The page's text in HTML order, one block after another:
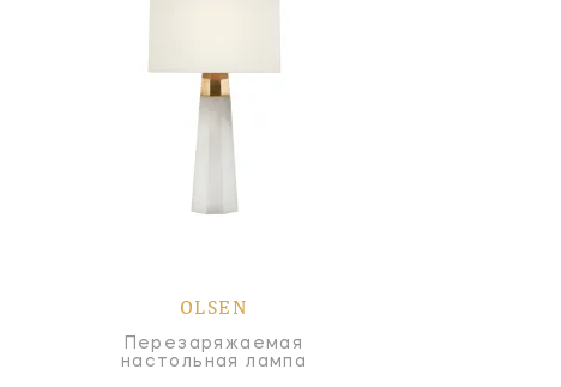
OLSEN
Перезаряжаемая
настольная лампа